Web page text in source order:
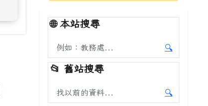
🌐本站搜尋
搜尋本站內容
🔍
開始本站
📂 舊站搜尋
搜尋舊站內容
🔍
開始舊站